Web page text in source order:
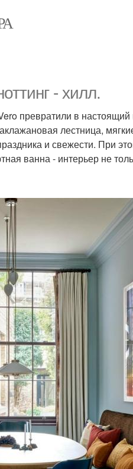
- хилл.
превратили в настоящий
лестница,
и свежести. При
ванна - интерьер не